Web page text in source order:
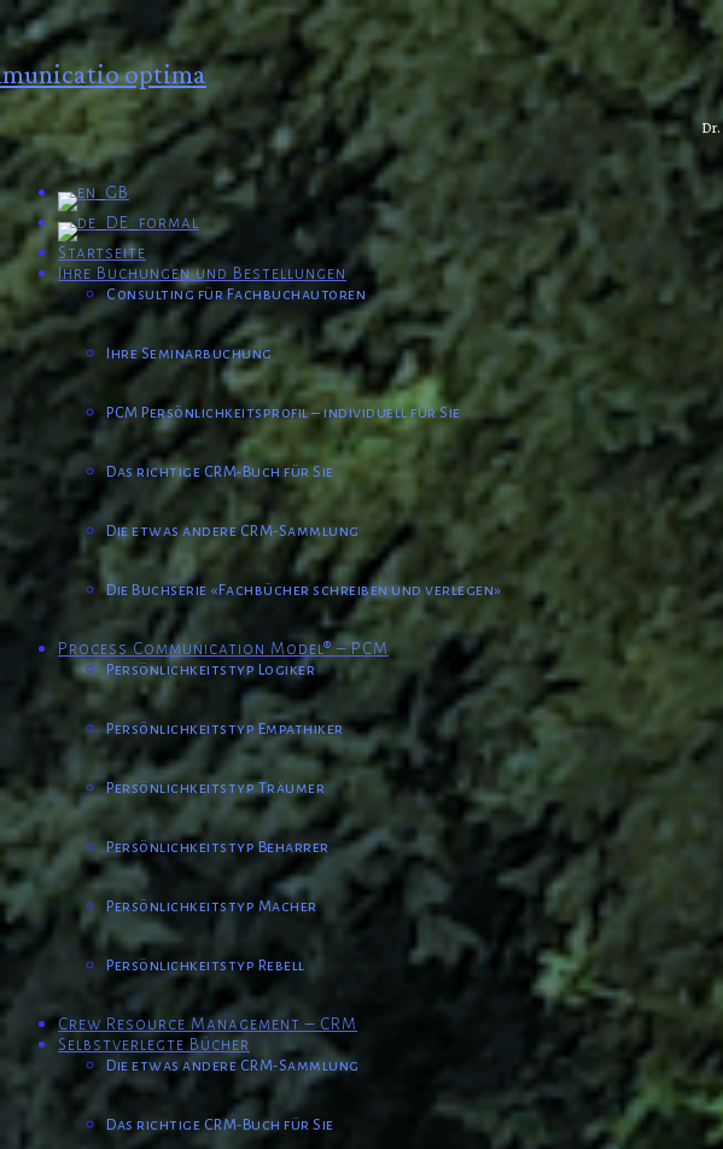
optima
Dr.
Startseite
Ihre Buchungen und Bestellungen
Consulting für Fachbuchautoren
Ihre Seminarbuchung
PCM Persönlichkeitsprofil – individuell für Sie
Das richtige CRM-Buch für Sie
Die etwas andere CRM-Sammlung
Die Buchserie «Fachbücher schreiben und verlegen»
Process Communication Model® – PCM
Persönlichkeitstyp Logiker
Persönlichkeitstyp Empathiker
Persönlichkeitstyp Träumer
Persönlichkeitstyp Beharrer
Persönlichkeitstyp Macher
Persönlichkeitstyp Rebell
Crew Resource Management – CRM
Selbstverlegte Bücher
Die etwas andere CRM-Sammlung
Das richtige CRM-Buch für Sie